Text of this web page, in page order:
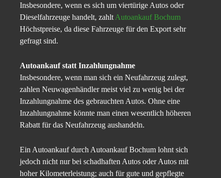
Insbesondere, wenn es sich um viertürige Autos oder
Dieselfahrzeuge handelt, zahlt Autoankauf Bochum
Höchstpreise, da diese Fahrzeuge für den Export sehr
gefragt sind.
Autoankauf statt Inzahlungnahme
Insbesondere, wenn man sich ein Neufahrzeug zulegt,
zahlen Neuwagenhändler meist viel zu wenig bei der
Inzahlungnahme des gebrauchten Autos. Ohne eine
Inzahlungnahme könnte man einen wesentlich höheren
Rabatt für das Neufahrzeug aushandeln.
Ein Autoankauf durch Autoankauf Bochum lohnt sich
jedoch nicht nur bei schadhaften Autos oder Autos mit
hoher Kilometerleistung; auch für gute und gepflegte